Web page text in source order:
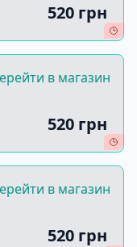
520 грн
в магазин
520 грн
в магазин
520 грн